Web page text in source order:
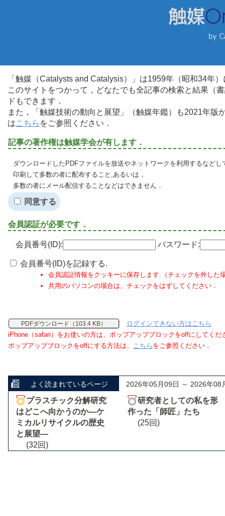
「触媒（Catalysts and Catalysis）」は1959年（昭和34年
このサイトをつかって，どなたでも全記事の検索と結果（
ドもできます．
また，「触媒技術の動向と展望」（触媒年鑑）も2021年
はこちら をご参照ください．
記事の著作権は触媒学会が有します．
ダウンロードしたPDFファイルを放送やネットワークを利用するなど
印刷して多数の者に配布すること,あるいは，
多数の者にメール配信することなどはできません．
同意する
会員認証が必要です．
会員番号(ID): パスワード:
会員番号(ID)を記録する.
会員認証情報をクッキーに保存します.（チェックを外した
共用のパソコンの場合は、チェックをはずしてください．
PDFダウンロード（103.4 KB）
ログインできない方はこちら
iPhone（safari）をお使いの方は、ポップアップブロックをoffにしてくだ
ポップアップブロックをoffにする方法は、 こちら をご参照ください．
よく読まれているページ 2026年05月09日 ～ 2026年08
プラスチック分解研究
はどこへ向かうのか―ケ
ミカルリサイクルの歴史
と展望―
(32回)
研究者としての私を形
作った「師匠」たち
(25回)